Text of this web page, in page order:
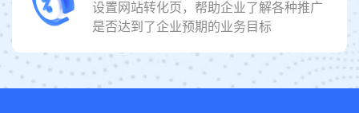
设置网站转化页，帮助企业了解各种推广
是否达到了企业预期的业务目标